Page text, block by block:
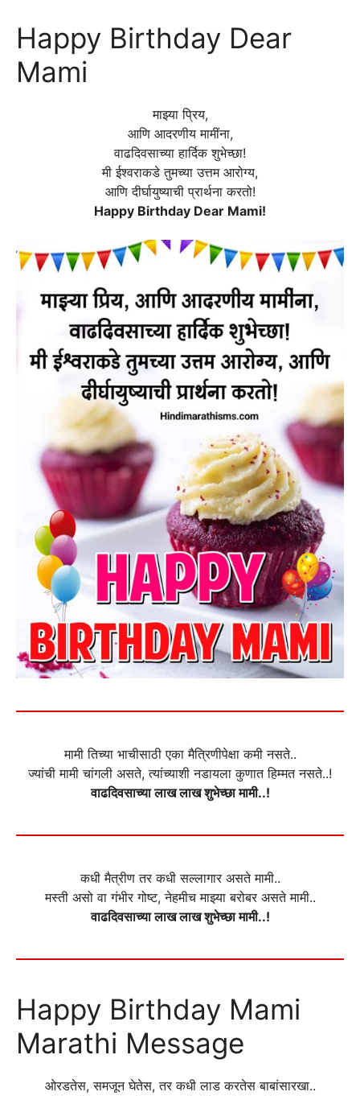
Happy Birthday Dear
Mami
माझ्या प्रिय,
आणि आदरणीय मामींना,
वाढदिवसाच्या हार्दिक शुभेच्छा!
मी ईश्वराकडे तुमच्या उत्तम आरोग्य,
आणि दीर्घायुष्याची प्रार्थना करतो!
Happy Birthday Dear Mami!
मामी तिच्या भाचीसाठी एका मैत्रिणीपेक्षा कमी नसते..
ज्यांची मामी चांगली असते, त्यांच्याशी नडायला कुणात हिम्मत नसते..!
वाढदिवसाच्या लाख लाख शुभेच्छा मामी..!
कधी मैत्रीण तर कधी सल्लागार असते मामी..
मस्ती असो वा गंभीर गोष्ट, नेहमीच माझ्या बरोबर असते मामी..
वाढदिवसाच्या लाख लाख शुभेच्छा मामी..!
Happy Birthday Mami
Marathi Message
ओरडतेस, समजून घेतेस, तर कधी लाड करतेस बाबांसारखा..